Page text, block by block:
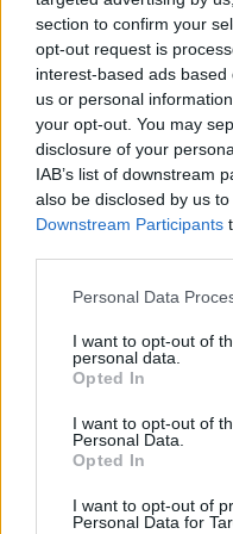
section to confirm your
opt-out request is
interest-based ads
us or personal
your opt-out. You may
disclosure of your
IAB’s list of downstream
also be disclosed by us
Downstream Participants
Personal Data
I want to opt-out of
personal data.
Opted In
I want to opt-out of
Personal Data.
Opted In
I want to opt-out of
Personal Data for
νοσοκομείων και
όπως είπε στη
Καρδιολογίας.
Πώς υποδέχτηκαν
Νέο επεισόδιο με
Άδωνις Γεωργιάδης.
Παρά το γεγονός
προσφερόταν για
και… κορώνες,
τον Υπουργό